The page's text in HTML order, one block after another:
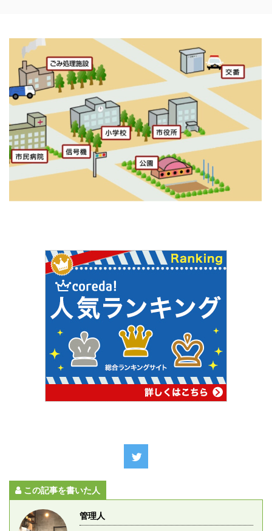
この記事を書いた人
管理人